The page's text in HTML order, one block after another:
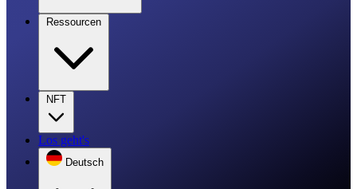
Ressourcen
NFT
Los geht's
Deutsch